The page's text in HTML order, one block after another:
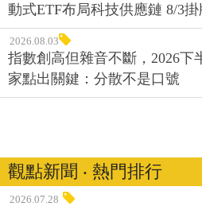
動式ETF布局科技供應鏈 8/3
2026.08.03
指數創高但雜音不斷，2026下
家點出關鍵：分散不是口號
觀點新聞 ‧ 熱門排行
2026.07.28